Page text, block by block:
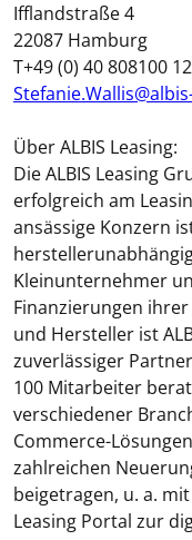
Ifflandstraße 4
22087 Hamburg
T+49 (0) 40 808100
Über ALBIS Leasing:
Die ALBIS Leasing
erfolgreich am
ansässige Konzern
Kleinunternehmer
Finanzierungen
und Hersteller ist
zuverlässiger
100 Mitarbeiter
verschiedener
Commerce-
zahlreichen
beigetragen, u. a.
Leasing Portal zur